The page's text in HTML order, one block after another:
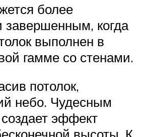
более
завершенным, когда
выполнен в
гамме со стенами.
потолок,
небо. Чудесным
эффект